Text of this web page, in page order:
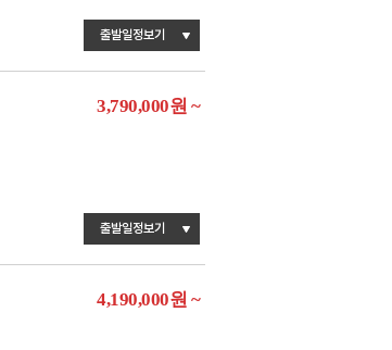
출발일정보기
3,790,000원 ~
출발일정보기
4,190,000원 ~